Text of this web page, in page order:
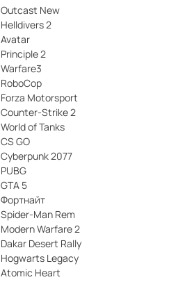
Outcast New
Helldivers 2
Avatar
Principle 2
Warfare3
RoboCop
Forza Motorsport
Counter-Strike 2
World of Tanks
CS GO
Cyberpunk 2077
PUBG
GTA 5
Фортнайт
Spider-Man Rem
Modern Warfare 2
Dakar Desert Rally
Hogwarts Legacy
Atomic Heart